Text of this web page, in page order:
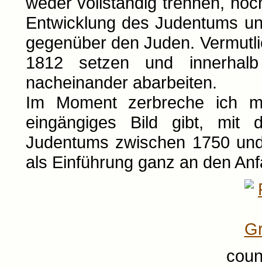
Entwicklung des Judentums
gegenüber den Juden.
1812 setzen und
nacheinander abarbeiten.
Im Moment zerbreche ich
eingängiges Bild gibt, mit
Judentums zwischen 1750
als Einführung ganz an den